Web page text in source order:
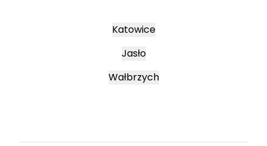
Katowice
Jasło
Wałbrzych